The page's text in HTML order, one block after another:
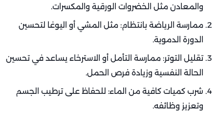
والمعادن مثل الخضروات الورقية والمكسرات.
ممارسة الرياضة بانتظام: مثل المشي أو اليوغا لتحسين
الدورة الدموية.
تقليل التوتر: ممارسة التأمل أو الاسترخاء يساعد في تحسين
الحالة النفسية وزيادة فرص الحمل.
شرب كميات كافية من الماء: للحفاظ على ترطيب الجسم
وتعزيز وظائفه.